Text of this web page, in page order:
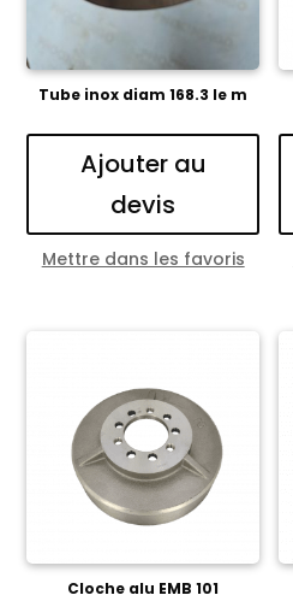
Tube inox diam 168.3 le m
Ajouter au
devis
Mettre dans les favoris
Cloche alu EMB 101